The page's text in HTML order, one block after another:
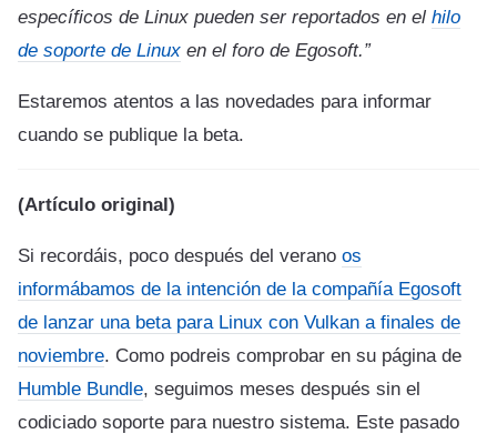
específicos de Linux pueden ser reportados en el hilo
de soporte de Linux en el foro de Egosoft.”
Estaremos atentos a las novedades para informar
cuando se publique la beta.
(Artículo original)
Si recordáis, poco después del verano os
informábamos de la intención de la compañía Egosoft
de lanzar una beta para Linux con Vulkan a finales de
noviembre. Como podreis comprobar en su página de
Humble Bundle, seguimos meses después sin el
codiciado soporte para nuestro sistema. Este pasado